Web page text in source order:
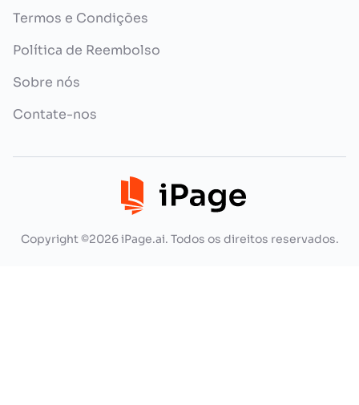
Termos e Condições
Política de Reembolso
Sobre nós
Contate-nos
Copyright ©2026 iPage.ai. Todos os direitos reservados.